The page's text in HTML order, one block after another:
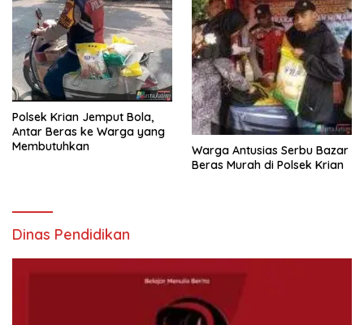
Polsek Krian Jemput Bola,
Antar Beras ke Warga yang
Membutuhkan
Warga Antusias Serbu Bazar
Beras Murah di Polsek Krian
Dinas Pendidikan